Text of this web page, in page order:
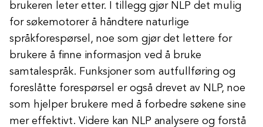
brukeren leter etter. I tillegg gjør NLP det mulig
for søkemotorer å håndtere naturlige
språkforespørsel, noe som gjør det lettere for
brukere å finne informasjon ved å bruke
samtalespråk. Funksjoner som autfullføring og
foreslåtte forespørsel er også drevet av NLP, noe
som hjelper brukere med å forbedre søkene sine
mer effektivt. Videre kan NLP analysere og forstå